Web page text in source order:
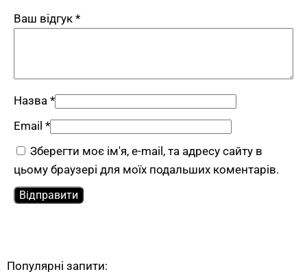
зателефонуйте за номером+38067-4-144-144.
Ваш відгук *
Назва *
Email *
Зберегти моє ім'я, e-mail, та адресу сайту в
цьому браузері для моїх подальших коментарів.
Популярні запити: